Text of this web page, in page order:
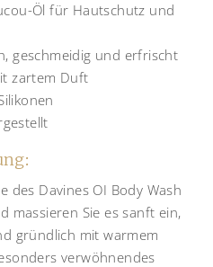
Öl für Hautschutz und
geschmeidig und erfrischt
zartem Duft
des Davines OI Body Wash
massieren Sie es sanft ein,
gründlich mit warmem
verwöhnendes